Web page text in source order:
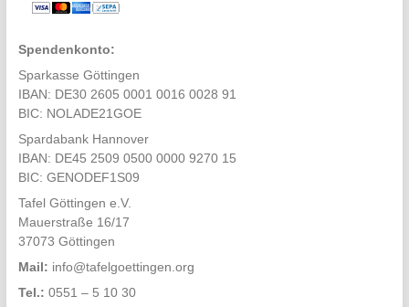
Spendenkonto:
Sparkasse Göttingen
IBAN: DE30 2605 0001 0016 0028 91
BIC: NOLADE21GOE
Spardabank Hannover
IBAN: DE45 2509 0500 0000 9270 15
BIC: GENODEF1S09
Tafel Göttingen e.V.
Mauerstraße 16/17
37073 Göttingen
Mail: info@tafelgoettingen.org
Tel.: 0551 – 5 10 30